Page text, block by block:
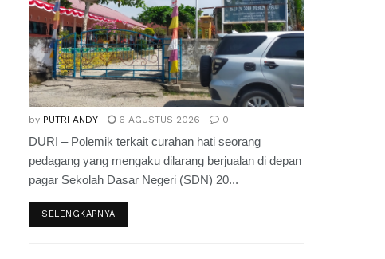
by PUTRI ANDY 6 AGUSTUS 2026 0
DURI – Polemik terkait curahan hati seorang
pedagang yang mengaku dilarang berjualan di depan
pagar Sekolah Dasar Negeri (SDN) 20...
SELENGKAPNYA